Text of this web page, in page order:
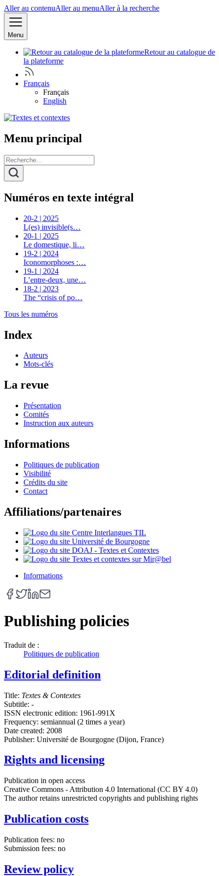
Aller au contenuAller au menuAller à la recherche
Menu
Retour au catalogue de
la plateforme
Français
Français
English
Menu principal
Numéros en texte intégral
20-2 | 2025
L(es) invisible(s…
20-1 | 2025
Le domestique, li…
19-2 | 2024
Iconomorphoses :…
19-1 | 2024
L’entre-deux, une…
18-2 | 2023
The “crisis of po…
Tous les numéros
Index
Auteurs
Mots-clés
La revue
Présentation
Comités
Instruction aux auteurs
Informations
Politiques de publication
Visibilité
Crédits du site
Contact
Affiliations/partenaires
Informations
Publishing policies
Traduit de :
Politiques de publication
Editorial definition
Title: Textes & Contextes
Subtitle: -
ISSN electronic edition: 1961-991X
Frequency: semiannual (2 times a year)
Date created: 2008
Publisher: Université de Bourgogne (Dijon, France)
Rights and licensing
Publication in open access
Creative Commons - Attribution 4.0 International (CC BY 4.0)
The author retains unrestricted copyrights and publishing rights
Publication costs
Publication fees: no
Submission fees: no
Review policy